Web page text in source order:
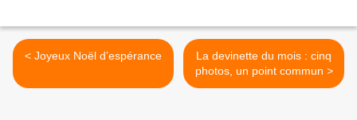
< Joyeux Noël d’espérance
La devinette du mois : cinq
photos, un point commun >